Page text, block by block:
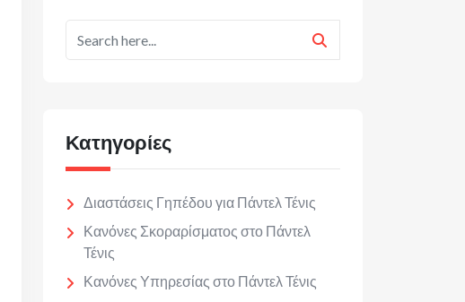
Κατηγορίες
Διαστάσεις Γηπέδου για Πάντελ Τένις
Κανόνες Σκοραρίσματος στο Πάντελ
Τένις
Κανόνες Υπηρεσίας στο Πάντελ Τένις